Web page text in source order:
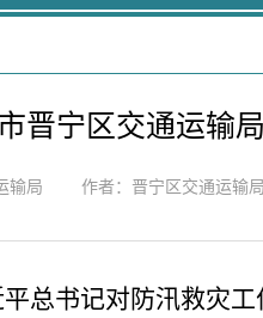
晋宁区交通运输
输局 作者：晋宁区交通运输
总书记对防汛救灾